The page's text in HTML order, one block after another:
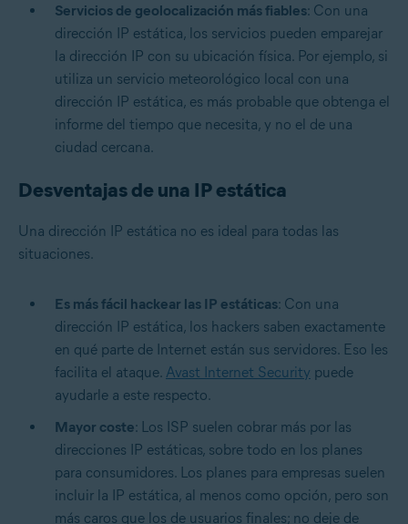
Servicios de geolocalización más fiables: Con una
dirección IP estática, los servicios pueden emparejar
la dirección IP con su ubicación física. Por ejemplo, si
utiliza un servicio meteorológico local con una
dirección IP estática, es más probable que obtenga el
informe del tiempo que necesita, y no el de una
ciudad cercana.
Desventajas de una IP estática
Una dirección IP estática no es ideal para todas las
situaciones.
Es más fácil hackear las IP estáticas: Con una
dirección IP estática, los hackers saben exactamente
en qué parte de Internet están sus servidores. Eso les
facilita el ataque. Avast Internet Security puede
ayudarle a este respecto.
Mayor coste: Los ISP suelen cobrar más por las
direcciones IP estáticas, sobre todo en los planes
para consumidores. Los planes para empresas suelen
incluir la IP estática, al menos como opción, pero son
más caros que los de usuarios finales; no deje de